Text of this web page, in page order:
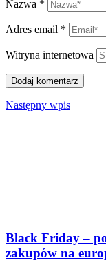
Nazwa *
Adres email *
Witryna internetowa
Następny wpis
Black Friday –
zakupów na